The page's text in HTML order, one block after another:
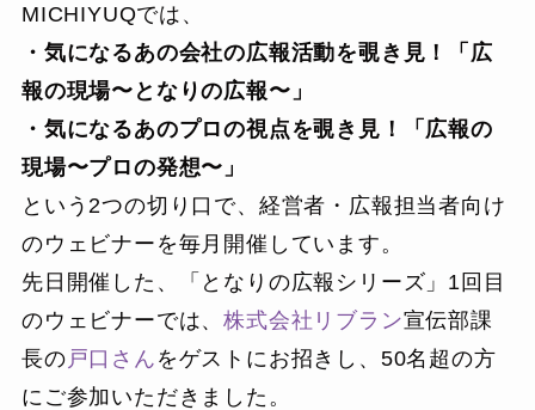
MICHIYUQでは、
・気になるあの会社の広報活動を覗き見！「広
報の現場〜となりの広報〜」
・気になるあのプロの視点を覗き見！「広報の
現場〜プロの発想〜」
という2つの切り口で、経営者・広報担当者向け
のウェビナーを毎月開催しています。
先日開催した、「となりの広報シリーズ」1回目
のウェビナーでは、株式会社リブラン宣伝部課
長の 戸口さん をゲストにお招きし、50名超の方
にご参加いただきました。